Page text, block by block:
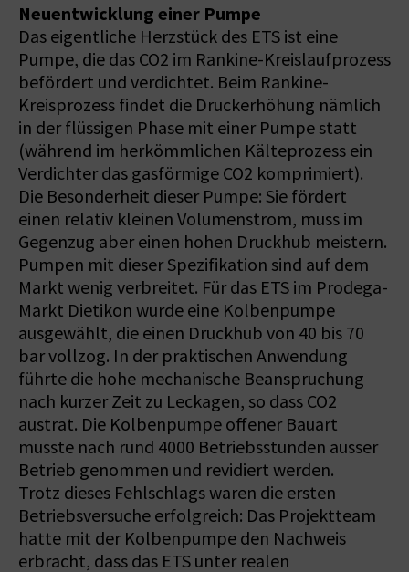
Neuentwicklung einer Pumpe
Das eigentliche Herzstück des ETS ist eine
Pumpe, die das CO2 im Rankine-Kreislaufprozess
befördert und verdichtet. Beim Rankine-
Kreisprozess findet die Druckerhöhung nämlich
in der flüssigen Phase mit einer Pumpe statt
(während im herkömmlichen Kälteprozess ein
Verdichter das gasförmige CO2 komprimiert).
Die Besonderheit dieser Pumpe: Sie fördert
einen relativ kleinen Volumenstrom, muss im
Gegenzug aber einen hohen Druckhub meistern.
Pumpen mit dieser Spezifikation sind auf dem
Markt wenig verbreitet. Für das ETS im Prodega-
Markt Dietikon wurde eine Kolbenpumpe
ausgewählt, die einen Druckhub von 40 bis 70
bar vollzog. In der praktischen Anwendung
führte die hohe mechanische Beanspruchung
nach kurzer Zeit zu Leckagen, so dass CO2
austrat. Die Kolbenpumpe offener Bauart
musste nach rund 4000 Betriebsstunden ausser
Betrieb genommen und revidiert werden.
Trotz dieses Fehlschlags waren die ersten
Betriebsversuche erfolgreich: Das Projektteam
hatte mit der Kolbenpumpe den Nachweis
erbracht, dass das ETS unter realen